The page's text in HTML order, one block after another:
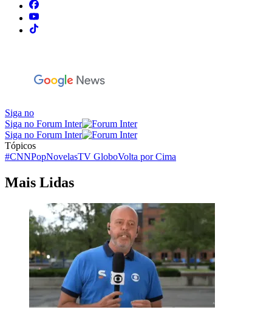
Siga no
Siga no Forum Inter
Siga no Forum Inter
Tópicos
#CNNPopNovelasTV GloboVolta por Cima
Mais Lidas